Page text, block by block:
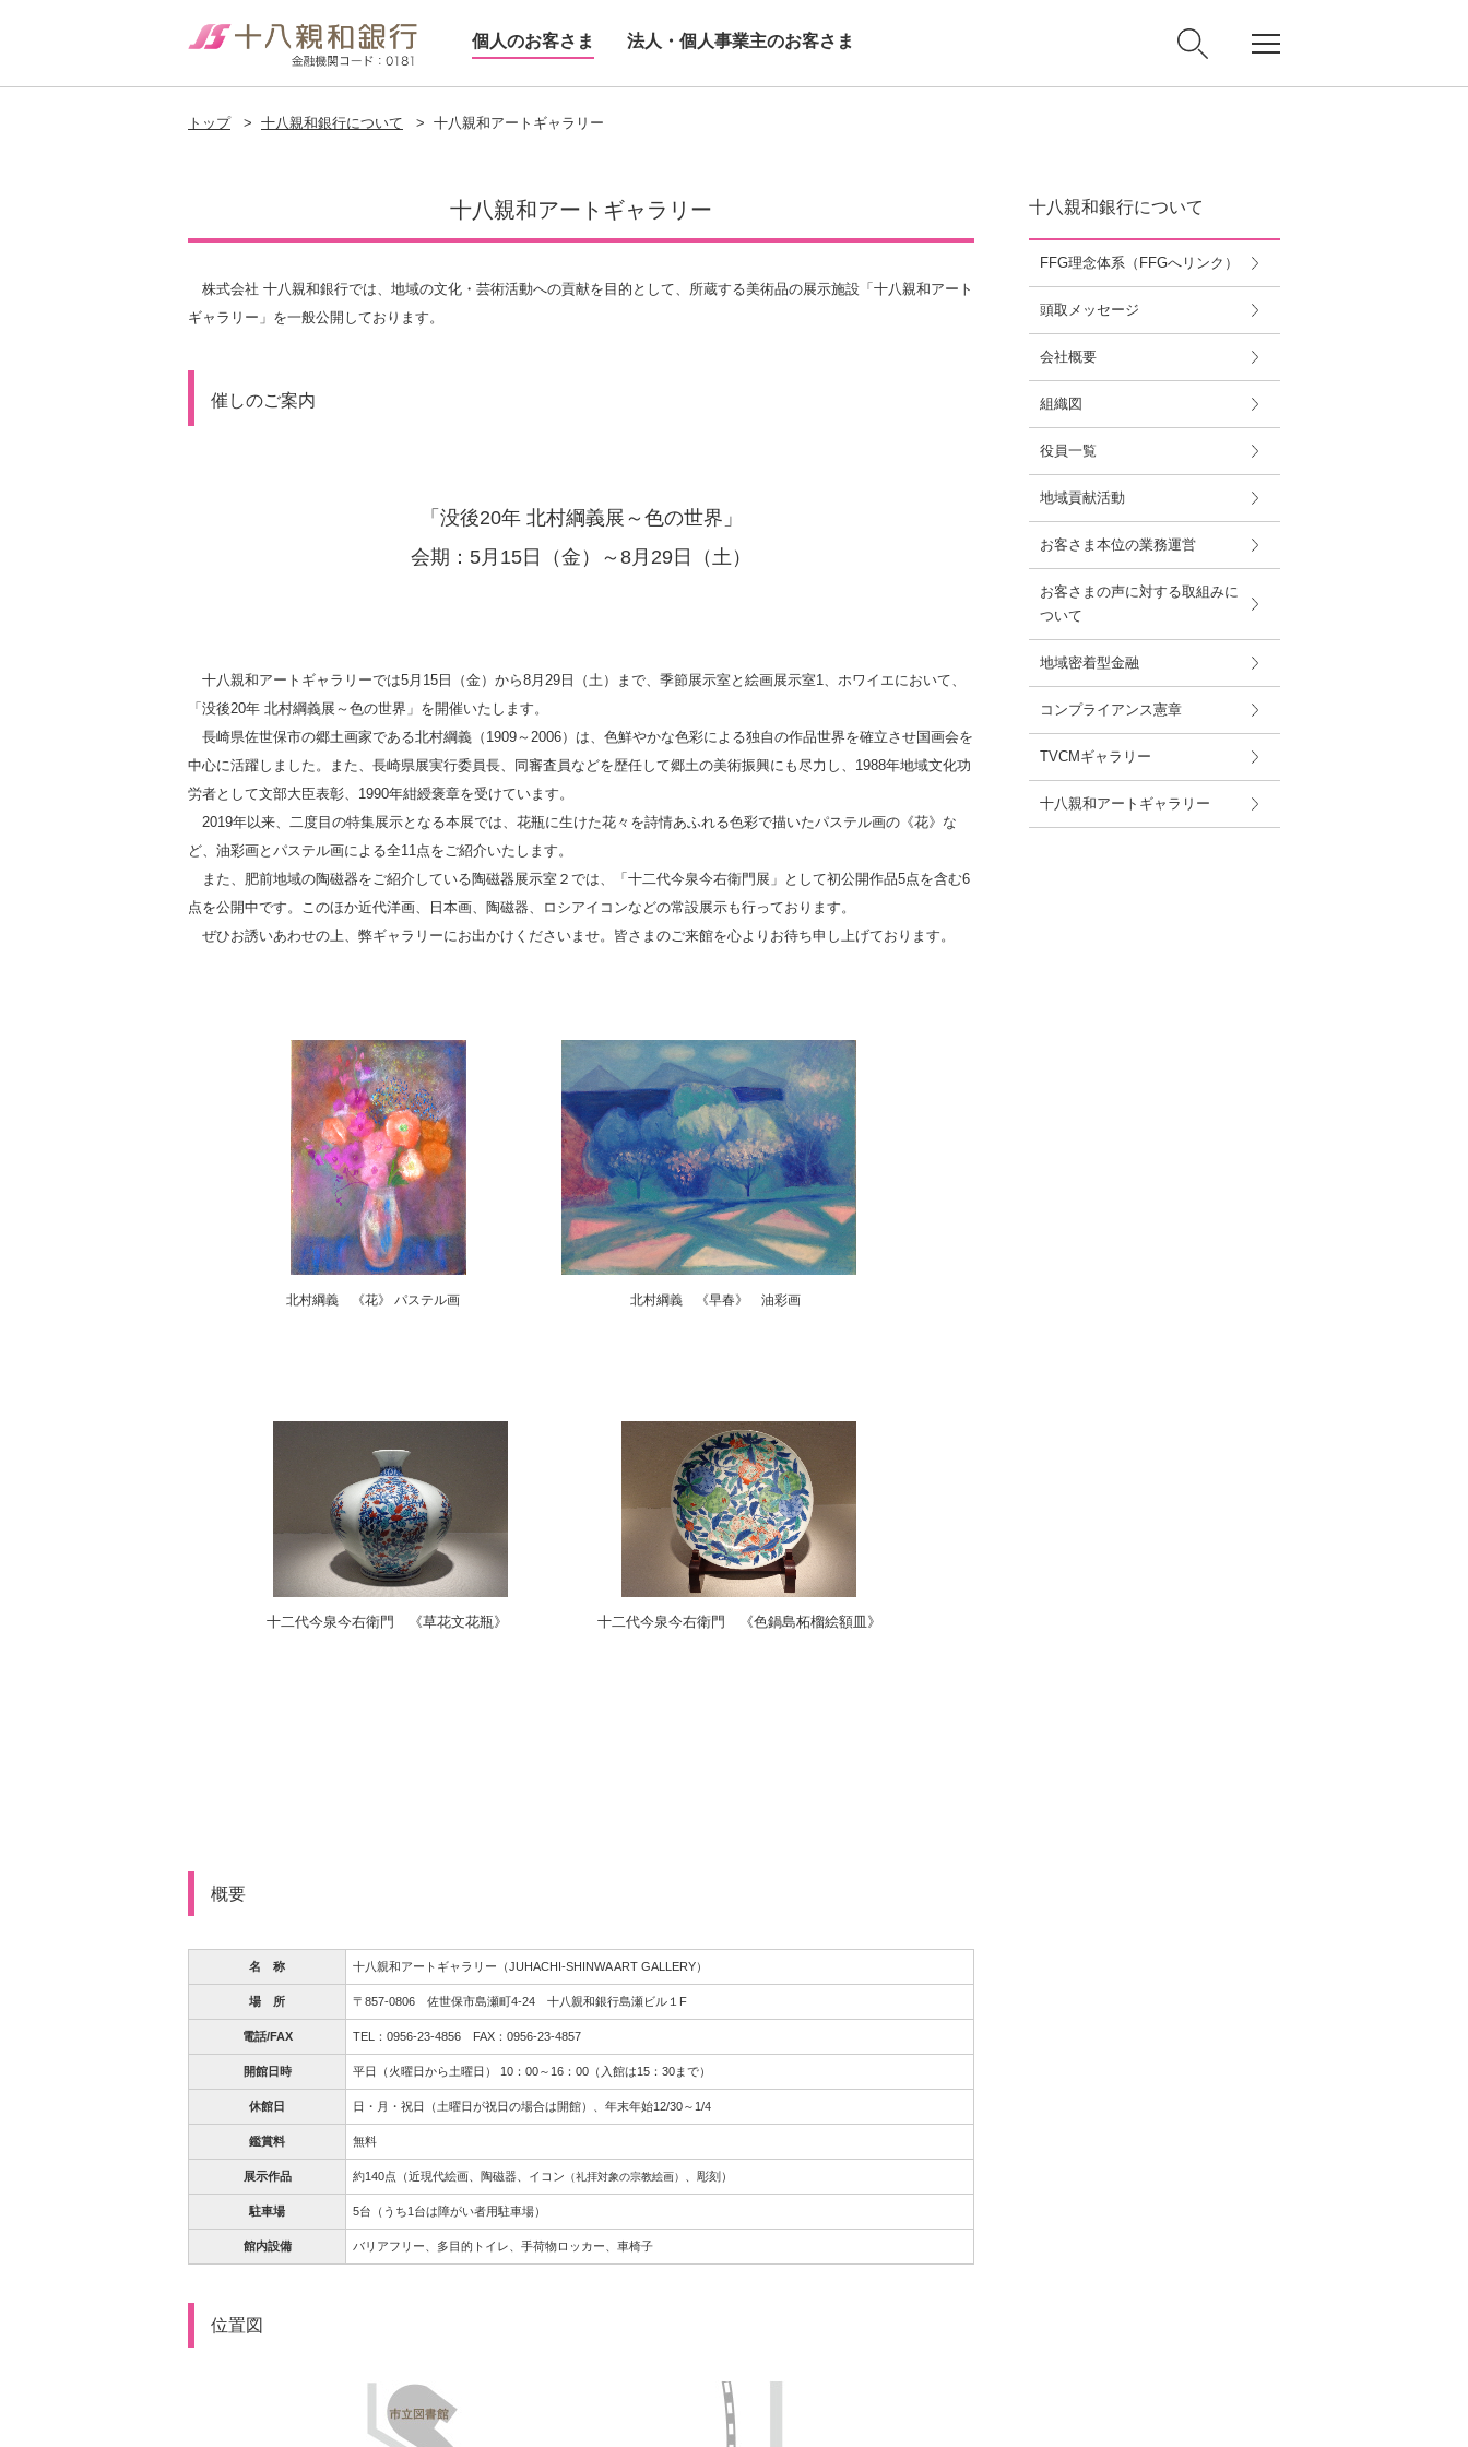
個人のお客さま 法人・個人事業主のお客さま
トップ > 十八親和銀行について > 十八親和アートギャラリー
十八親和アートギャラリー
株式会社 十八親和銀行では、地域の文化・芸術活動への貢献を目的として、所蔵する美術品の展示施設「十八親和アート
ギャラリー」を一般公開しております。
催しのご案内
「没後20年 北村綱義展～色の世界」
会期：5月15日（金）～8月29日（土）
十八親和アートギャラリーでは5月15日（金）から8月29日（土）まで、季節展示室と絵画展示室1、ホワイエにおいて、
「没後20年 北村綱義展～色の世界」を開催いたします。
長崎県佐世保市の郷土画家である北村綱義（1909～2006）は、色鮮やかな色彩による独自の作品世界を確立させ国画会を
中心に活躍しました。また、長崎県展実行委員長、同審査員などを歴任して郷土の美術振興にも尽力し、1988年地域文化功
労者として文部大臣表彰、1990年紺綬褒章を受けています。
2019年以来、二度目の特集展示となる本展では、花瓶に生けた花々を詩情あふれる色彩で描いたパステル画の《花》な
ど、油彩画とパステル画による全11点をご紹介いたします。
また、肥前地域の陶磁器をご紹介している陶磁器展示室２では、「十二代今泉今右衛門展」として初公開作品5点を含む6
点を公開中です。このほか近代洋画、日本画、陶磁器、ロシアイコンなどの常設展示も行っております。
ぜひお誘いあわせの上、弊ギャラリーにお出かけくださいませ。皆さまのご来館を心よりお待ち申し上げております。
北村綱義 《花》 パステル画 北村綱義 《早春》 油彩画
十二代今泉今右衛門 《草花文花瓶》 十二代今泉今右衛門 《色鍋島柘榴絵額皿》
概要
名 称 十八親和アートギャラリー（JUHACHI-SHINWA ART GALLERY）
場 所 〒857-0806 佐世保市島瀬町4-24 十八親和銀行島瀬ビル１F
電話/FAX TEL：0956-23-4856 FAX：0956-23-4857
開館日時 平日（火曜日から土曜日） 10：00～16：00（入館は15：30まで）
休館日 日・月・祝日（土曜日が祝日の場合は開館）、年末年始12/30～1/4
鑑賞料 無料
展示作品 約140点（近現代絵画、陶磁器、イコン （礼拝対象の宗教絵画） 、彫刻）
駐車場 5台（うち1台は障がい者用駐車場）
館内設備 バリアフリー、多目的トイレ、手荷物ロッカー、車椅子
位置図
十八親和銀行について
FFG理念体系（FFGへリンク）
頭取メッセージ
会社概要
組織図
役員一覧
地域貢献活動
お客さま本位の業務運営
お客さまの声に対する取組みに
ついて
地域密着型金融
コンプライアンス憲章
TVCMギャラリー
十八親和アートギャラリー